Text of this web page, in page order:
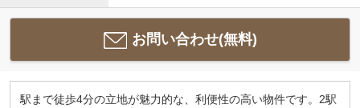
お問い合わせ(無料)
駅まで徒歩4分の立地が魅力的な、利便性の高い物件です。2駅